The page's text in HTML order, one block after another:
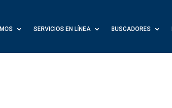
SERVICIOS EN LÍNEA BUSCADORES